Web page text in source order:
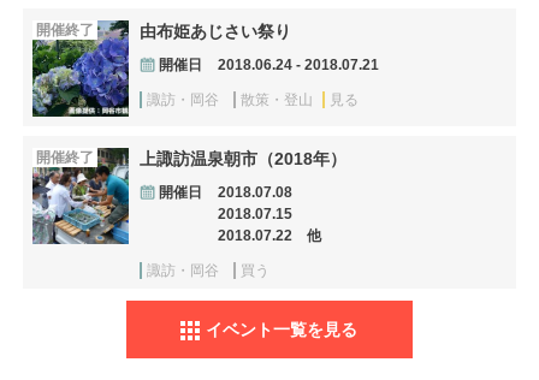
開催終了 由布姫あじさい祭り
開催日 2018.06.24 - 2018.07.21
諏訪・岡谷 散策・登山 見る
開催終了 上諏訪温泉朝市（2018年）
開催日
2018.07.08
2018.07.15
2018.07.22 他
諏訪・岡谷 買う
イベント一覧を見る